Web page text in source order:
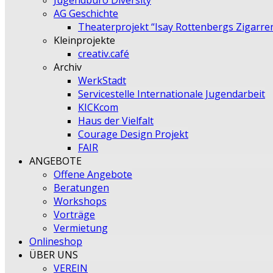
AG Geschichte
Theaterprojekt “Isay Rottenbergs
Kleinprojekte
creativ.café
Archiv
WerkStadt
Servicestelle Internationale Jugendarbeit
KICKcom
Haus der Vielfalt
Courage Design Projekt
FAIR
ANGEBOTE
Offene Angebote
Beratungen
Workshops
Vorträge
Vermietung
Onlineshop
ÜBER UNS
VEREIN